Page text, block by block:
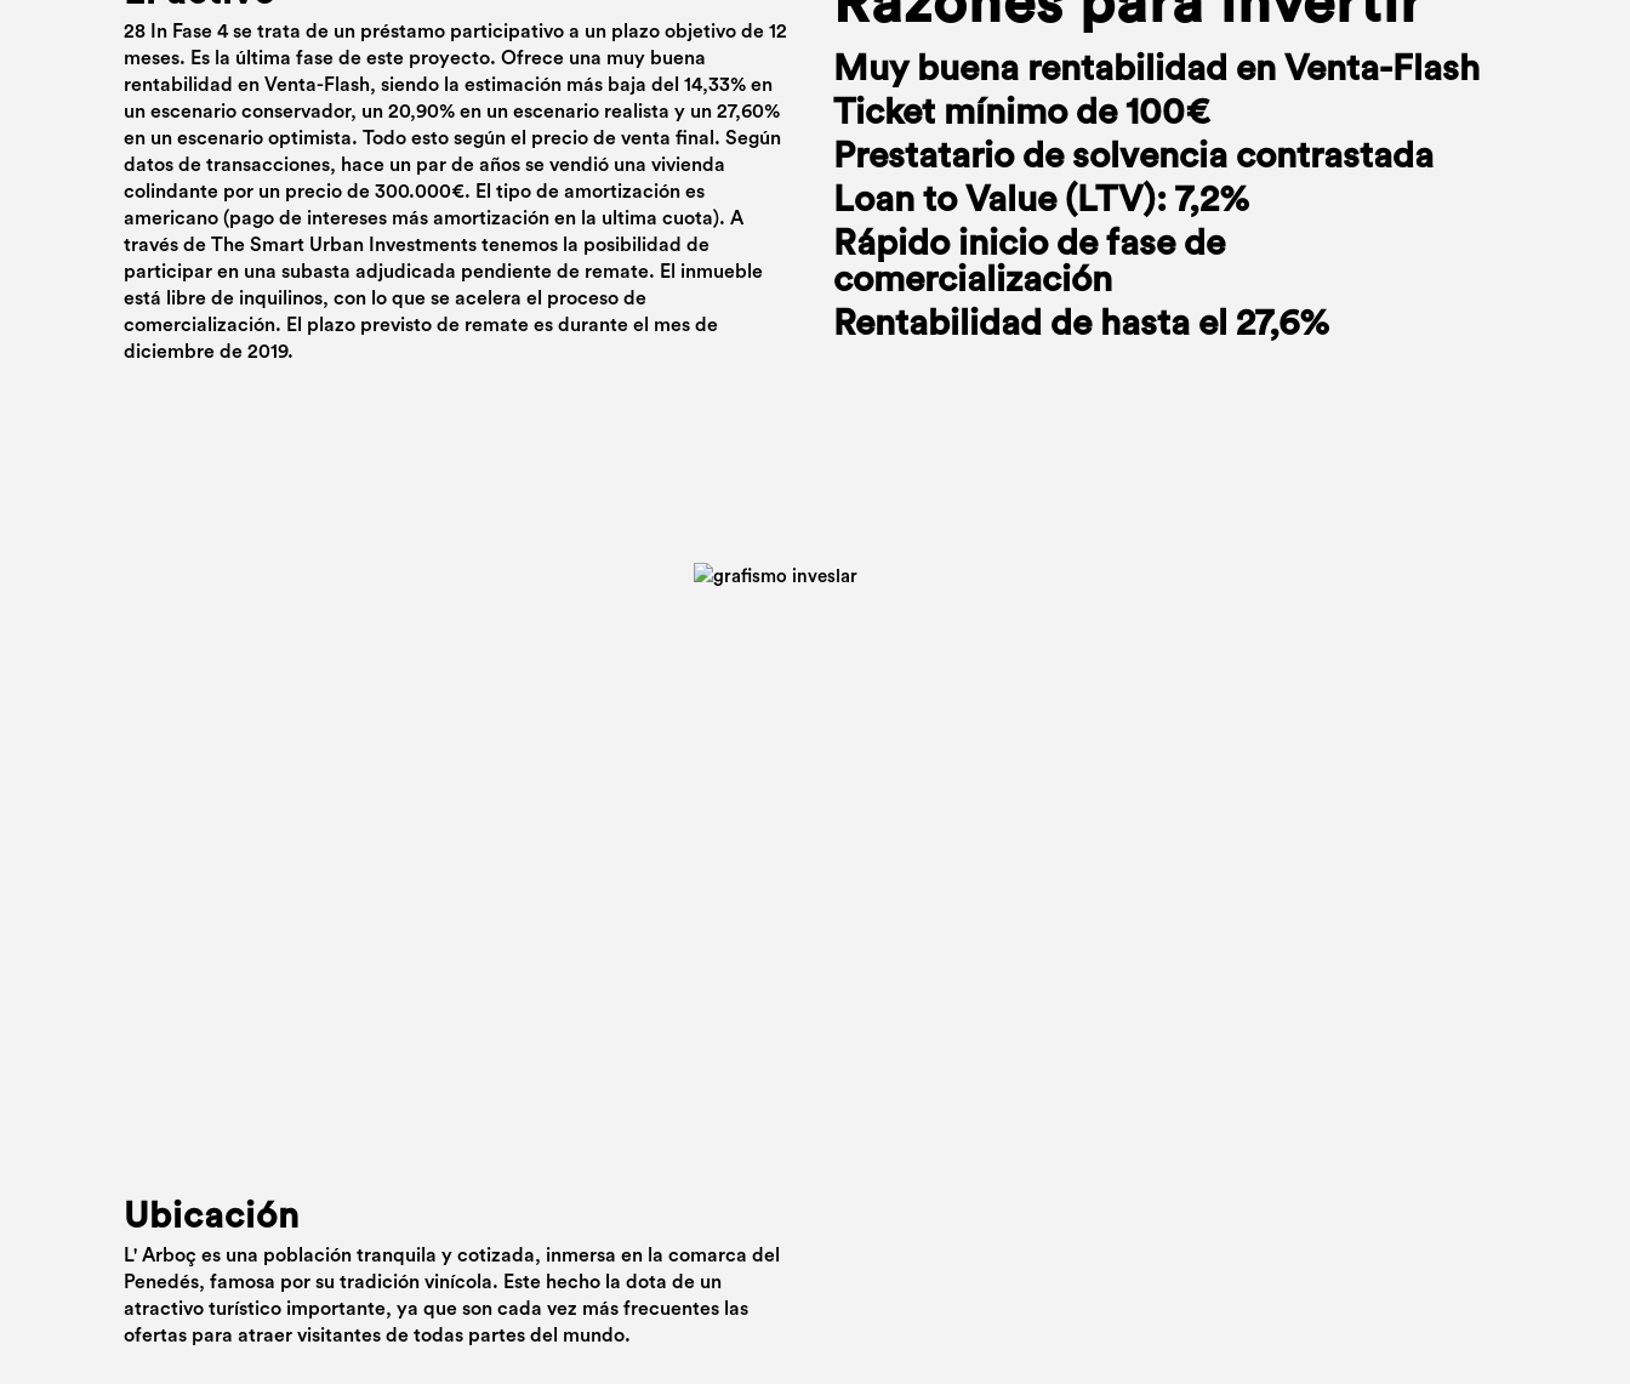
28 In Fase 4 se trata de un préstamo participativo a un plazo objetivo de 12
meses. Es la última fase de este proyecto. Ofrece una muy buena
rentabilidad en Venta-Flash, siendo la estimación más baja del 14,33% en
un escenario conservador, un 20,90% en un escenario realista y un 27,60%
en un escenario optimista. Todo esto según el precio de venta final. Según
datos de transacciones, hace un par de años se vendió una vivienda
colindante por un precio de 300.000€. El tipo de amortización es
americano (pago de intereses más amortización en la ultima cuota). A
través de The Smart Urban Investments tenemos la posibilidad de
participar en una subasta adjudicada pendiente de remate. El inmueble
está libre de inquilinos, con lo que se acelera el proceso de
comercialización. El plazo previsto de remate es durante el mes de
diciembre de 2019.
Muy buena rentabilidad en Venta-Flash
Ticket mínimo de 100€
Prestatario de solvencia contrastada
Loan to Value (LTV): 7,2%
Rápido inicio de fase de
comercialización
Rentabilidad de hasta el 27,6%
Ubicación
L' Arboç es una población tranquila y cotizada, inmersa en la comarca del
Penedés, famosa por su tradición vinícola. Este hecho la dota de un
atractivo turístico importante, ya que son cada vez más frecuentes las
ofertas para atraer visitantes de todas partes del mundo.